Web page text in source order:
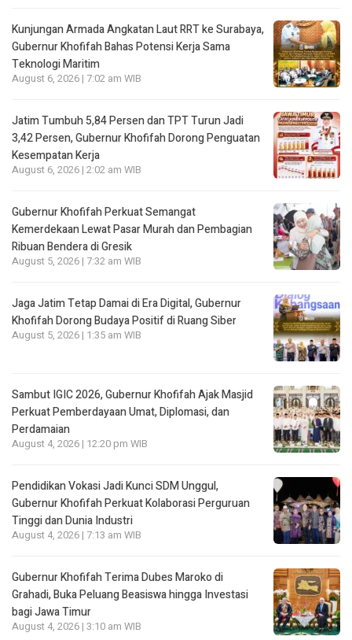
Kunjungan Armada Angkatan Laut RRT ke Surabaya,
Gubernur Khofifah Bahas Potensi Kerja Sama
Teknologi Maritim
August 6, 2026 | 7:02 am WIB
Jatim Tumbuh 5,84 Persen dan TPT Turun Jadi
3,42 Persen, Gubernur Khofifah Dorong Penguatan
Kesempatan Kerja
August 6, 2026 | 2:02 am WIB
Gubernur Khofifah Perkuat Semangat
Kemerdekaan Lewat Pasar Murah dan Pembagian
Ribuan Bendera di Gresik
August 5, 2026 | 7:32 am WIB
Jaga Jatim Tetap Damai di Era Digital, Gubernur
Khofifah Dorong Budaya Positif di Ruang Siber
August 5, 2026 | 1:35 am WIB
Sambut IGIC 2026, Gubernur Khofifah Ajak Masjid
Perkuat Pemberdayaan Umat, Diplomasi, dan
Perdamaian
August 4, 2026 | 12:20 pm WIB
Pendidikan Vokasi Jadi Kunci SDM Unggul,
Gubernur Khofifah Perkuat Kolaborasi Perguruan
Tinggi dan Dunia Industri
August 4, 2026 | 7:13 am WIB
Gubernur Khofifah Terima Dubes Maroko di
Grahadi, Buka Peluang Beasiswa hingga Investasi
bagi Jawa Timur
August 4, 2026 | 3:10 am WIB